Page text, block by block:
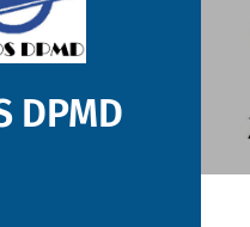
DPMD